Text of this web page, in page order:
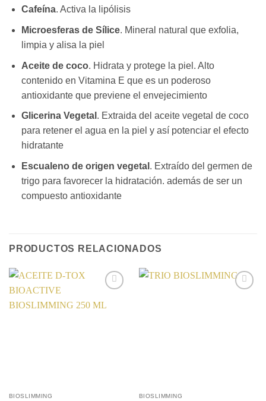
Cafeína. Activa la lipólisis
Microesferas de Sílice. Mineral natural que exfolia,
limpia y alisa la piel
Aceite de coco. Hidrata y protege la piel. Alto
contenido en Vitamina E que es un poderoso
antioxidante que previene el envejecimiento
Glicerina Vegetal . Extraida del aceite vegetal de coco
para retener el agua en la piel y así potenciar el efecto
hidratante
Escualeno de origen vegetal . Extraído del germen de
trigo para favorecer la hidratación. además de ser un
compuesto antioxidante
PRODUCTOS RELACIONADOS
a la
BIOSLIMMING BIOSLIMMING